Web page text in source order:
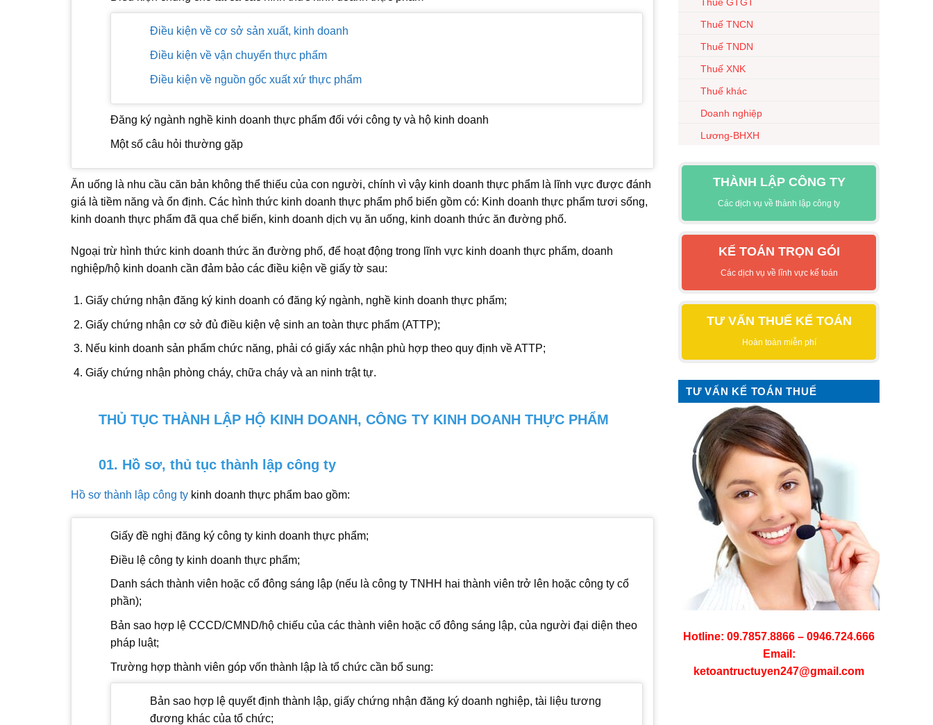
Điều kiện về cơ sở sản xuất, kinh doanh
Điều kiện về vận chuyển thực phẩm
Điều kiện về nguồn gốc xuất xứ thực phẩm
Đăng ký ngành nghề kinh doanh thực phẩm đối với công ty và hộ kinh doanh
Một số câu hỏi thường gặp
Ăn uống là nhu cầu căn bản không thể thiếu của con người, chính vì vậy kinh doanh thực phẩm là lĩnh vực được đánh
giá là tiềm năng và ổn định. Các hình thức kinh doanh thực phẩm phổ biến gồm có: Kinh doanh thực phẩm tươi sống,
kinh doanh thực phẩm đã qua chế biến, kinh doanh dịch vụ ăn uống, kinh doanh thức ăn đường phố.
Ngoại trừ hình thức kinh doanh thức ăn đường phố, để hoạt động trong lĩnh vực kinh doanh thực phẩm, doanh
nghiệp/hộ kinh doanh cần đảm bảo các điều kiện về giấy tờ sau:
Giấy chứng nhận đăng ký kinh doanh có đăng ký ngành, nghề kinh doanh thực phẩm;
Giấy chứng nhận cơ sở đủ điều kiện vệ sinh an toàn thực phẩm (ATTP);
Nếu kinh doanh sản phẩm chức năng, phải có giấy xác nhận phù hợp theo quy định về ATTP;
Giấy chứng nhận phòng cháy, chữa cháy và an ninh trật tự.
THỦ TỤC THÀNH LẬP HỘ KINH DOANH, CÔNG TY KINH DOANH THỰC PHẨM
01. Hồ sơ, thủ tục thành lập công ty
Hồ sơ thành lập công ty kinh doanh thực phẩm bao gồm:
Giấy đề nghị đăng ký công ty kinh doanh thực phẩm;
Điều lệ công ty kinh doanh thực phẩm;
Danh sách thành viên hoặc cổ đông sáng lập (nếu là công ty TNHH hai thành viên trở lên hoặc công ty cổ
phần);
Bản sao hợp lệ CCCD/CMND/hộ chiếu của các thành viên hoặc cổ đông sáng lập, của người đại diện theo
pháp luật;
Trường hợp thành viên góp vốn thành lập là tổ chức cần bổ sung:
Bản sao hợp lệ quyết định thành lập, giấy chứng nhận đăng ký doanh nghiệp, tài liệu tương
đương khác của tổ chức;
Thuế TNCN
Thuế TNDN
Thuế XNK
Thuế khác
Doanh nghiệp
Lương-BHXH
THÀNH LẬP CÔNG TY
Các dịch vụ về thành lập công ty
KẾ TOÁN TRỌN GÓI
Các dịch vụ về lĩnh vực kế toán
TƯ VẤN THUẾ KẾ TOÁN
Hoàn toàn miễn phí
TƯ VẤN KẾ TOÁN THUẾ
Hotline: 09.7857.8866 – 0946.724.666
Email:
ketoantructuyen247@gmail.com